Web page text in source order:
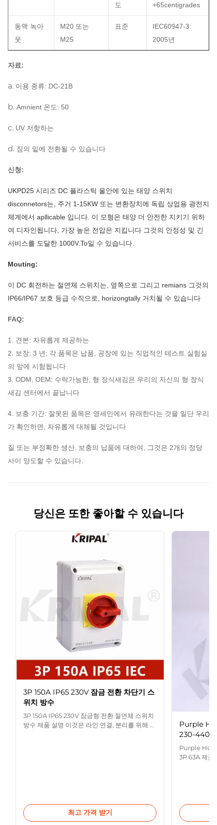
도
+65centigrades
동맥 녹아
웃
M20 또는
M25
표준
IEC60947-3:
2005년
자료:
a. 이용 종류: DC-21B
b. Amnient 온도: 50
c. UV 저항하는
d. 짐의 밑에 전환될 수 있습니다
신청:
UKPD25 시리즈 DC 플라스틱 울안에 있는 태양 스위치
disconnetors는, 주거 1-15KW 또는 변환장치에 독립 상업용 광전지
체계에서 apllicable 입니다. 이 모형은 태양 더 안전한 지키기 위하
여 디자인됩니다, 가장 높은 전압은 지킵니다 그것의 안정성 및 긴
서비스를 도달한 1000V.To일 수 있습니다.
Mouting:
이 DC 회전하는 절연체 스위치는, 옆쪽으로 그리고 remians 그것의
IP66/IP67 보호 등급 수직으로, horizongtally 거치될 수 있습니다
FAQ:
1. 견본: 자유롭게 제공하는
2. 보장: 3 년; 각 품목은 납품, 공장에 있는 직업적인 테스트 실험실
의 앞에 시험됩니다
3. ODM, OEM: 수락가능한; 형 장식새김은 우리의 자신의 형 장식
새김 센터에서 끝납니다
4. 보충 기간: 잘못된 품목은 영세민에서 유래한다는 것을 일단 우리
가 확인하면, 자유롭게 대체될 것입니다
질 또는 부정확한 생산. 보충의 납품에 대하여, 그것은 2개의 정당
사이 양도할 수 있습니다.
당신은 또한 좋아할 수 있습니다
3P 150A IP65 230V 잠금 전환 차단기 스
위치 방수
3P 150A IP65 230V 잠금형 전환 절연체 스위치
방수 제품 설명 이것은 라인 연결, 분리를 위해 사
제품은 좋은 안정성과 높은 온-오프 역량을 가지
고 ...
최고 가격 받기
Purple
230-440V
Purple Horn
3P 63A 제
SEMKO,
(A) 평가된